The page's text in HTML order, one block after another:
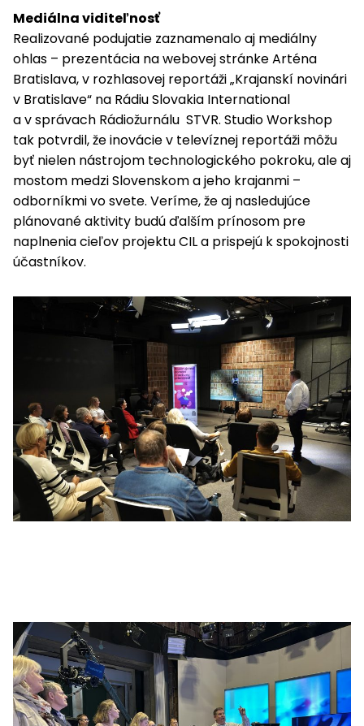
Mediálna viditeľnosť
Realizované podujatie zaznamenalo aj mediálny
ohlas – prezentácia na webovej stránke Arténa
Bratislava, v rozhlasovej reportáži „Krajanskí novinári
v Bratislave“ na Rádiu Slovakia International
a v správach Rádiožurnálu STVR. Studio Workshop
tak potvrdil, že inovácie v televíznej reportáži môžu
byť nielen nástrojom technologického pokroku, ale aj
mostom medzi Slovenskom a jeho krajanmi –
odborníkmi vo svete. Veríme, že aj nasledujúce
plánované aktivity budú ďalším prínosom pre
naplnenia cieľov projektu CIL a prispejú k spokojnosti
účastníkov.